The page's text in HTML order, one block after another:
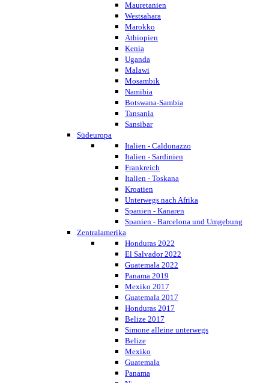
Mauretanien
Westsahara
Marokko
Äthiopien
Kenia
Uganda
Malawi
Mosambik
Namibia
Botswana-Sambia
Tansania
Sansibar
Südeuropa
Italien - Caldonazzo
Italien - Sardinien
Frankreich
Italien - Toskana
Kroatien
Unterwegs nach Afrika
Spanien - Kanaren
Spanien - Barcelona und Umgebung
Zentralamerika
Honduras 2022
El Salvador 2022
Guatemala 2022
Panama 2019
Mexiko 2017
Guatemala 2017
Honduras 2017
Belize 2017
Simone alleine unterwegs
Belize
Mexiko
Guatemala
Panama